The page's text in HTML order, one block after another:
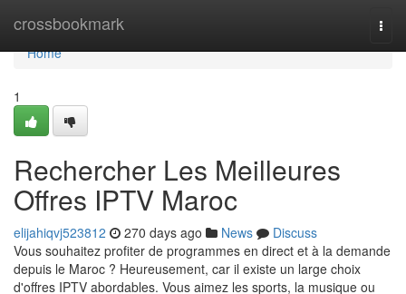
crossbookmark
Home
Home
1
Rechercher Les Meilleures
Offres IPTV Maroc
elijahiqvj523812 270 days ago News
Discuss
Vous souhaitez profiter de programmes en direct et à la demande
depuis le Maroc ? Heureusement, car il existe un large choix
d'offres IPTV abordables. Vous aimez les sports, la musique ou